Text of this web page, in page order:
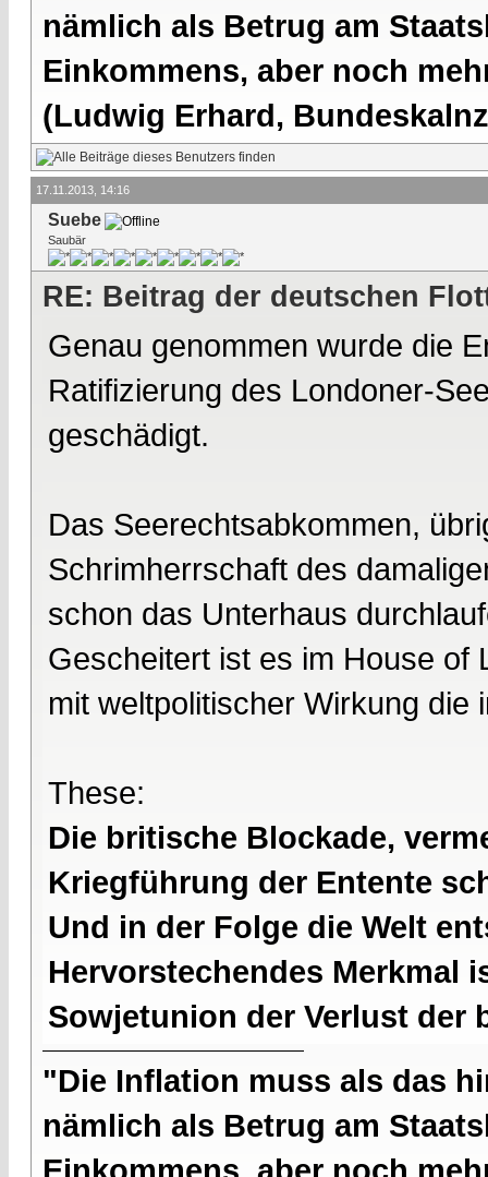
nämlich als Betrug am
Einkommens, aber noch
(Ludwig Erhard,
17.11.2013, 14:16
Suebe
Saubär
RE: Beitrag der deutschen
Genau genommen wurde die
Ratifizierung des Londoner-
geschädigt.
Das Seerechtsabkommen,
Schrimherrschaft des
schon das Unterhaus
Gescheitert ist es im House of
mit weltpolitischer Wirkung
These:
Die britische Blockade,
Kriegführung der Entente
Und in der Folge die Welt
Hervorstechendes Merkmal
Sowjetunion der Verlust der
"Die Inflation muss als das
nämlich als Betrug am